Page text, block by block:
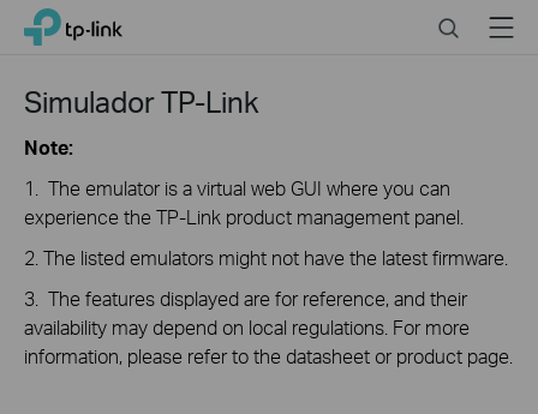
Click
navigation
TP-Link, Reliably Smart SearchMenu
Simulador TP-Link
Note:
1. The emulator is a virtual web GUI where you can
experience the TP-Link product management panel.
2. The listed emulators might not have the latest firmware.
3. The features displayed are for reference, and their
availability may depend on local regulations. For more
information, please refer to the datasheet or product page.